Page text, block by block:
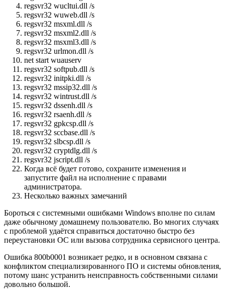
regsvr32 wucltui.dll /s
regsvr32 wuweb.dll /s
regsvr32 msxml.dll /s
regsvr32 msxml2.dll /s
regsvr32 msxml3.dll /s
regsvr32 urlmon.dll /s
net start wuauserv
regsvr32 softpub.dll /s
regsvr32 initpki.dll /s
regsvr32 mssip32.dll /s
regsvr32 wintrust.dll /s
regsvr32 dssenh.dll /s
regsvr32 rsaenh.dll /s
regsvr32 gpkcsp.dll /s
regsvr32 sccbase.dll /s
regsvr32 slbcsp.dll /s
regsvr32 cryptdlg.dll /s
regsvr32 jscript.dll /s
Когда всё будет готово, сохраните изменения и
запустите файл на исполнение с правами
администратора.
Несколько важных замечаний
Бороться с системными ошибками Windows вполне по силам
даже обычному домашнему пользователю. Во многих случаях
с проблемой удаётся справиться достаточно быстро без
переустановки ОС или вызова сотрудника сервисного центра.
Ошибка 800b0001 возникает редко, и в основном связана с
конфликтом специализированного ПО и системы обновления,
потому шанс устранить неисправность собственными силами
довольно большой.